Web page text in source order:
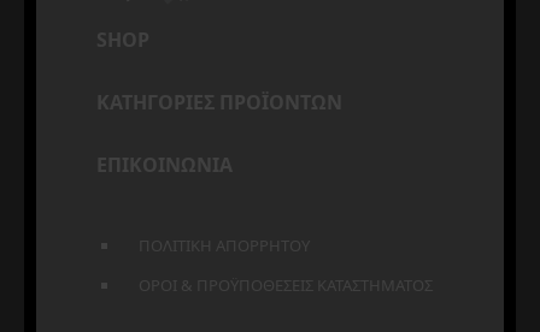
SHOP
ΚΑΤΗΓΟΡΙΕΣ ΠΡΟΪΟΝΤΩΝ
ΕΠΙΚΟΙΝΩΝΙΑ
ΠΟΛΙΤΙΚΗ ΑΠΟΡΡΗΤΟΥ
ΟΡΟΙ & ΠΡΟΫΠΟΘΕΣΕΙΣ ΚΑΤΑΣΤΗΜΑΤΟΣ